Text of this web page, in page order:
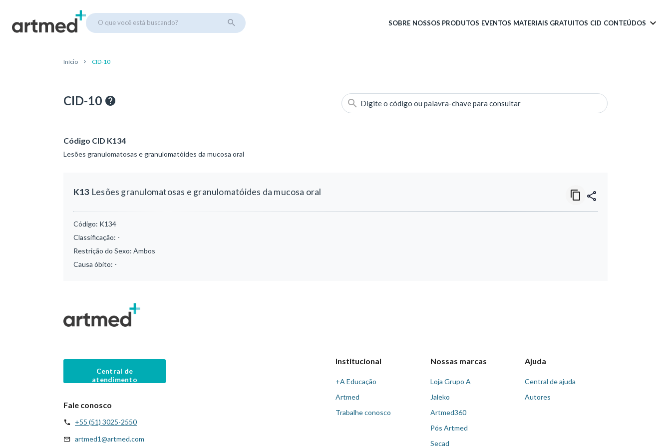
O que você está buscando? SOBRE NOSSOS PRODUTOS EVENTOS MATERIAIS GRATUITOS CID CONTEÚDOS
Início CID-10
CID-10 Digite o código ou palavra-chave para consultar
Código CID K134
Lesões granulomatosas e granulomatóides da mucosa oral
K13 Lesões granulomatosas e granulomatóides da mucosa oral
Código: K134
Classificação: -
Restrição do Sexo: Ambos
Causa óbito: -
Central de
atendimento
Fale conosco
+55 (51) 3025-2550
artmed1@artmed.com
Institucional
+A Educação
Artmed
Trabalhe conosco
Nossas marcas
Loja Grupo A
Jaleko
Artmed360
Pós Artmed
Secad
Ajuda
Central de ajuda
Autores